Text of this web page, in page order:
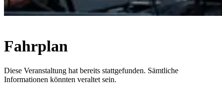
Fahrplan
Diese Veranstaltung hat bereits stattgefunden. Sämtliche
Informationen könnten veraltet sein.